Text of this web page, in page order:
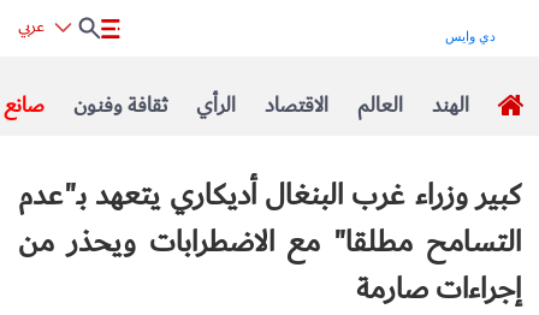
صانع ثقافة وفنون الرأي الاقتصاد العالم الهند
كبير وزراء غرب البنغال أديكاري يتعهد بـ"عدم
التسامح مطلقا" مع الاضطرابات ويحذر من
إجراءات صارمة